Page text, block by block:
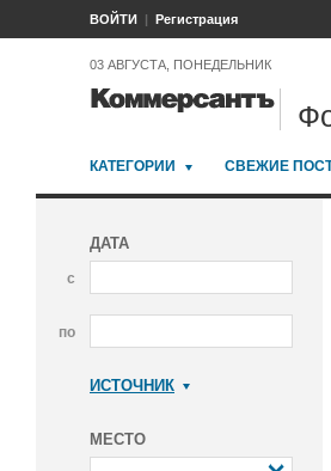
ВОЙТИ Регистрация
03 АВГУСТА, ПОНЕДЕЛЬНИК
КАТЕГОРИИ СВЕЖИЕ
ДАТА
с
по
ИСТОЧНИК
МЕСТО